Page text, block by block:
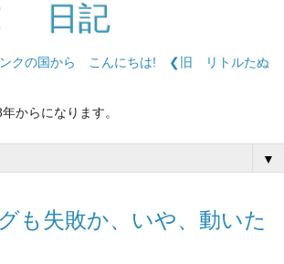
日記
クの国から こんにちは!
❮旧 リトルたぬ
からになります。
▼
も失敗か、いや、動いた